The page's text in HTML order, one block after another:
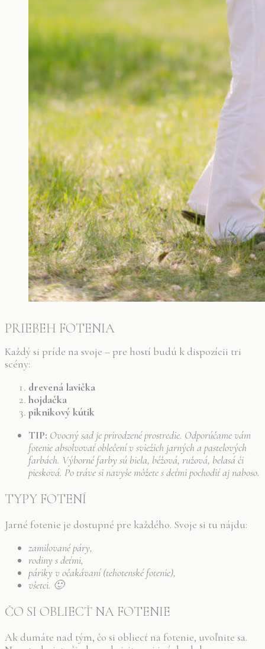
PRIEBEH FOTENIA
Každý si príde na svoje – pre hostí budú k dispozícii tri
scény:
drevená lavička
hojdačka
piknikový kútik
TIP: Ovocný sad je prirodzené prostredie. Odporúčame vám
fotenie absolvovať oblečení v sviežich jarných a pastelových
farbách. Výborné farby sú biela, béžová, ružová, belasá či
piesková. Po tráve si navyše môžete s deťmi pochodiť aj naboso.
TYPY FOTENÍ
Jarné fotenie je dostupné pre každého. Svoje si tu nájdu:
zamilované páry,
rodiny s deťmi,
páriky v očakávaní (tehotenské fotenie),
všetci. 🙂
ČO SI OBLIECŤ NA FOTENIE
Ak dumáte nad tým, čo si obliecť na fotenie, uvoľnite sa.